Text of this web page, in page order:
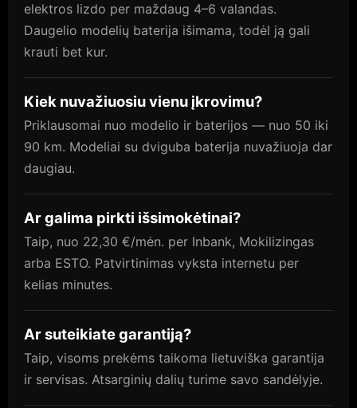
elektros lizdo per maždaug 4–6 valandas.
Daugelio modelių baterija išimama, todėl ją gali
krauti bet kur.
Kiek nuvažiuosiu vienu įkrovimu?
Priklausomai nuo modelio ir baterijos — nuo 50 iki
90 km. Modeliai su dviguba baterija nuvažiuoja dar
daugiau.
Ar galima pirkti išsimokėtinai?
Taip, nuo 22,30 €/mėn. per Inbank, Mokilizingas
arba ESTO. Patvirtinimas vyksta internetu per
kelias minutes.
Ar suteikiate garantiją?
Taip, visoms prekėms taikoma lietuviška garantija
ir servisas. Atsarginių dalių turime savo sandėlyje.